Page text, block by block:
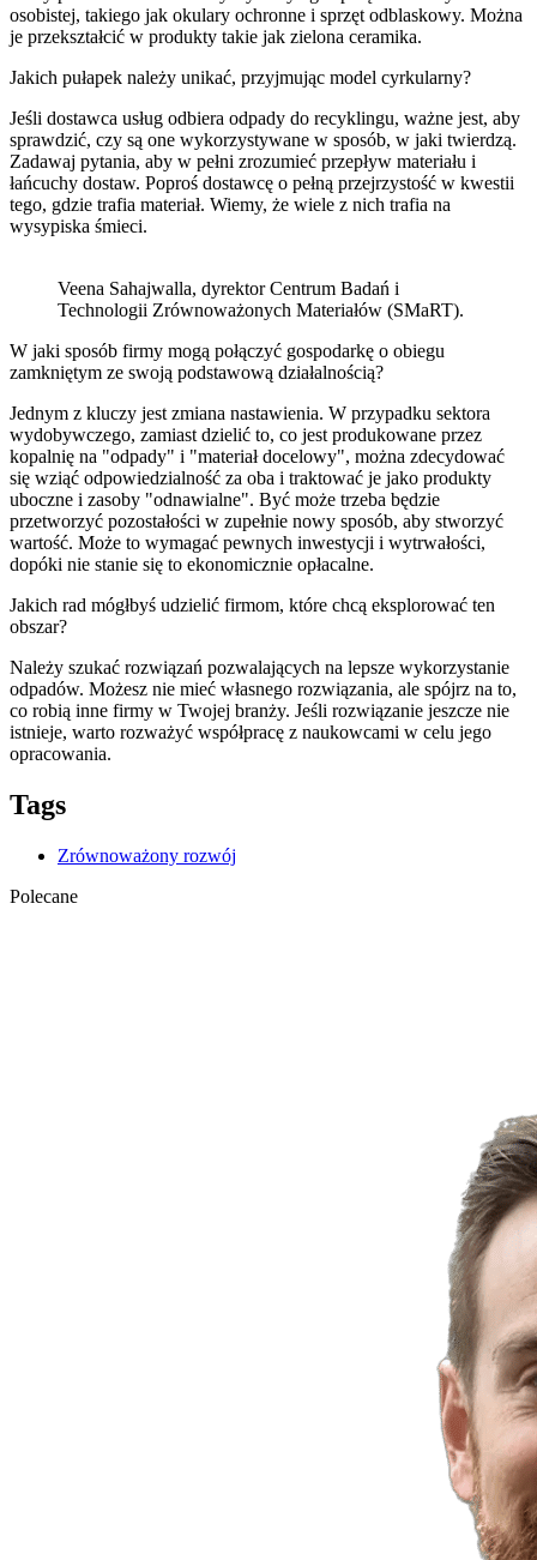
osobistej, takiego jak okulary ochronne i sprzęt odblaskowy. Można
je przekształcić w produkty takie jak zielona ceramika.
Jakich pułapek należy unikać, przyjmując model cyrkularny?
Jeśli dostawca usług odbiera odpady do recyklingu, ważne jest, aby
sprawdzić, czy są one wykorzystywane w sposób, w jaki twierdzą.
Zadawaj pytania, aby w pełni zrozumieć przepływ materiału i
łańcuchy dostaw. Poproś dostawcę o pełną przejrzystość w kwestii
tego, gdzie trafia materiał. Wiemy, że wiele z nich trafia na
wysypiska śmieci.
Veena Sahajwalla, dyrektor Centrum Badań i
Technologii Zrównoważonych Materiałów (SMaRT).
W jaki sposób firmy mogą połączyć gospodarkę o obiegu
zamkniętym ze swoją podstawową działalnością?
Jednym z kluczy jest zmiana nastawienia. W przypadku sektora
wydobywczego, zamiast dzielić to, co jest produkowane przez
kopalnię na "odpady" i "materiał docelowy", można zdecydować
się wziąć odpowiedzialność za oba i traktować je jako produkty
uboczne i zasoby "odnawialne". Być może trzeba będzie
przetworzyć pozostałości w zupełnie nowy sposób, aby stworzyć
wartość. Może to wymagać pewnych inwestycji i wytrwałości,
dopóki nie stanie się to ekonomicznie opłacalne.
Jakich rad mógłbyś udzielić firmom, które chcą eksplorować ten
obszar?
Należy szukać rozwiązań pozwalających na lepsze wykorzystanie
odpadów. Możesz nie mieć własnego rozwiązania, ale spójrz na to,
co robią inne firmy w Twojej branży. Jeśli rozwiązanie jeszcze nie
istnieje, warto rozważyć współpracę z naukowcami w celu jego
opracowania.
Tags
Zrównoważony rozwój
Polecane